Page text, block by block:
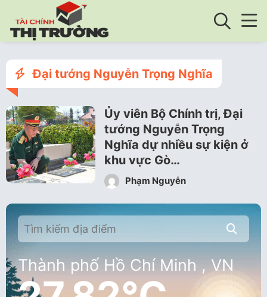
Đại tướng Nguyễn Trọng Nghĩa
Ủy viên Bộ Chính trị, Đại
tướng Nguyễn Trọng
Nghĩa dự nhiều sự kiện ở
khu vực Gò…
Phạm Nguyễn
Thành phố Hồ Chí Minh , VN